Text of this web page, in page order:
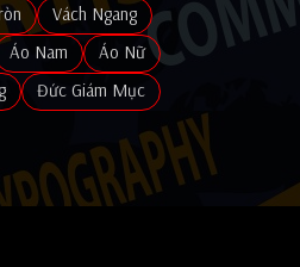
Vách Ngang
Áo Nam
Áo Nữ
Đức Giám Mục